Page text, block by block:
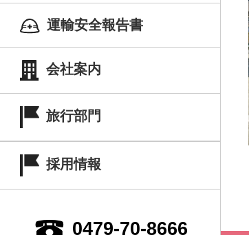
運輸安全報告書
会社案内
旅行部門
採用情報
0479-70-8666